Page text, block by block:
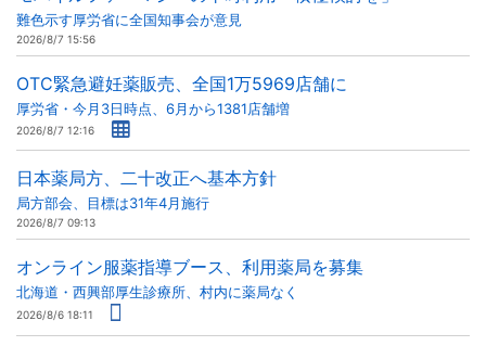
難色示す厚労省に全国知事会が意見
2026/8/7 15:56
OTC緊急避妊薬販売、全国1万5969店舗に
厚労省・今月3日時点、6月から1381店舗増
2026/8/7 12:16
日本薬局方、二十改正へ基本方針
局方部会、目標は31年4月施行
2026/8/7 09:13
オンライン服薬指導ブース、利用薬局を募集
北海道・西興部厚生診療所、村内に薬局なく
2026/8/6 18:11